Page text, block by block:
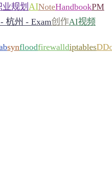
业规划 AINoteHandbookPM
杭州 - Exam创作AI视频
synfloodfirewalldiptables